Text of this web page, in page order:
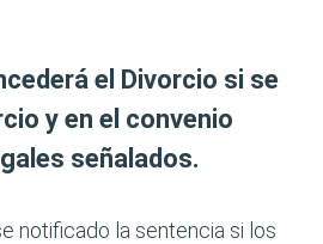
el Divorcio si se
y en el convenio
señalados.
notificado la sentencia si los